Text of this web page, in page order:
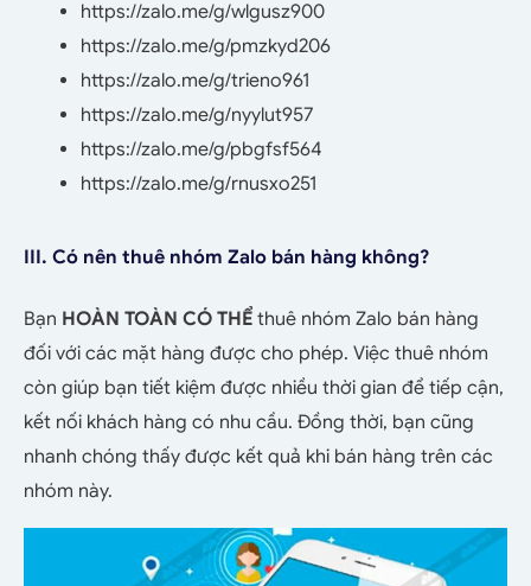
https://zalo.me/g/wlgusz900
https://zalo.me/g/pmzkyd206
https://zalo.me/g/trieno961
https://zalo.me/g/nyylut957
https://zalo.me/g/pbgfsf564
https://zalo.me/g/rnusxo251
III. Có nên thuê nhóm Zalo bán hàng không?
Bạn HOÀN TOÀN CÓ THỂ thuê nhóm Zalo bán hàng
đối với các mặt hàng được cho phép. Việc thuê nhóm
còn giúp bạn tiết kiệm được nhiều thời gian để tiếp cận,
kết nối khách hàng có nhu cầu. Đồng thời, bạn cũng
nhanh chóng thấy được kết quả khi bán hàng trên các
nhóm này.